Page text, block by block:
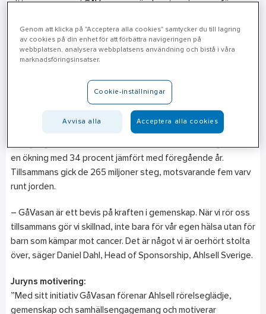
sitt engagemang i GåVasan, en rörelseutmaning som förenar
av IMR, uppmärksammar företag som på ett innovativt och
inkluderande sätt stärker medarbetarnas hälsa och inspirerar
andra att följa efter.
GåVasan – rörelse som gör skillnad
GåVasan är Ahlsells årliga rörelseutmaning där medarbetarna
under september samlar steg till förmån för
Barncancerfonden. Årets upplaga blev den mest
en ökning med 34 procent jämfört med föregående år.
Tillsammans gick de 265 miljoner steg, motsvarande fem varv
runt jorden.
– GåVasan är ett bevis på kraften i gemenskap. När vi rör oss
tillsammans gör vi skillnad, inte bara för vår egen hälsa utan för
barn som kämpar mot cancer. Det är något vi är oerhört stolta
över, säger Daniel Dahl, Head of Sponsorship, Ahlsell Sverige.
Juryns motivering:
”Med sitt initiativ GåVasan förenar Ahlsell rörelseglädje,
gemenskap och samhällsengagemang och motiverar
Genom att klicka på "Acceptera alla cookies" samtycker du till lagring
av cookies på din enhet för att förbättra navigeringen på
webbplatsen, analysera webbplatsens användning och bistå i våra
marknadsföringsinsatser.
Cookie-inställningar
Avvisa alla Acceptera alla cookies